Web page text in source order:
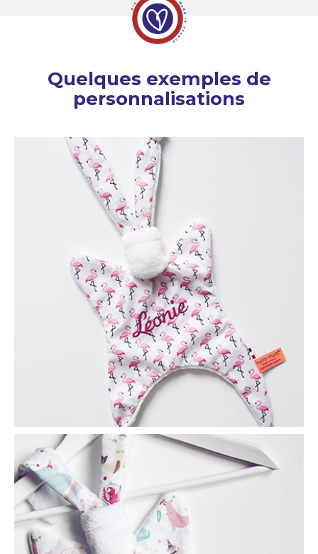
Quelques exemples de
personnalisations